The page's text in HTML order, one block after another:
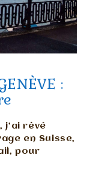
:
j’ai rêvé
en Suisse,
pour